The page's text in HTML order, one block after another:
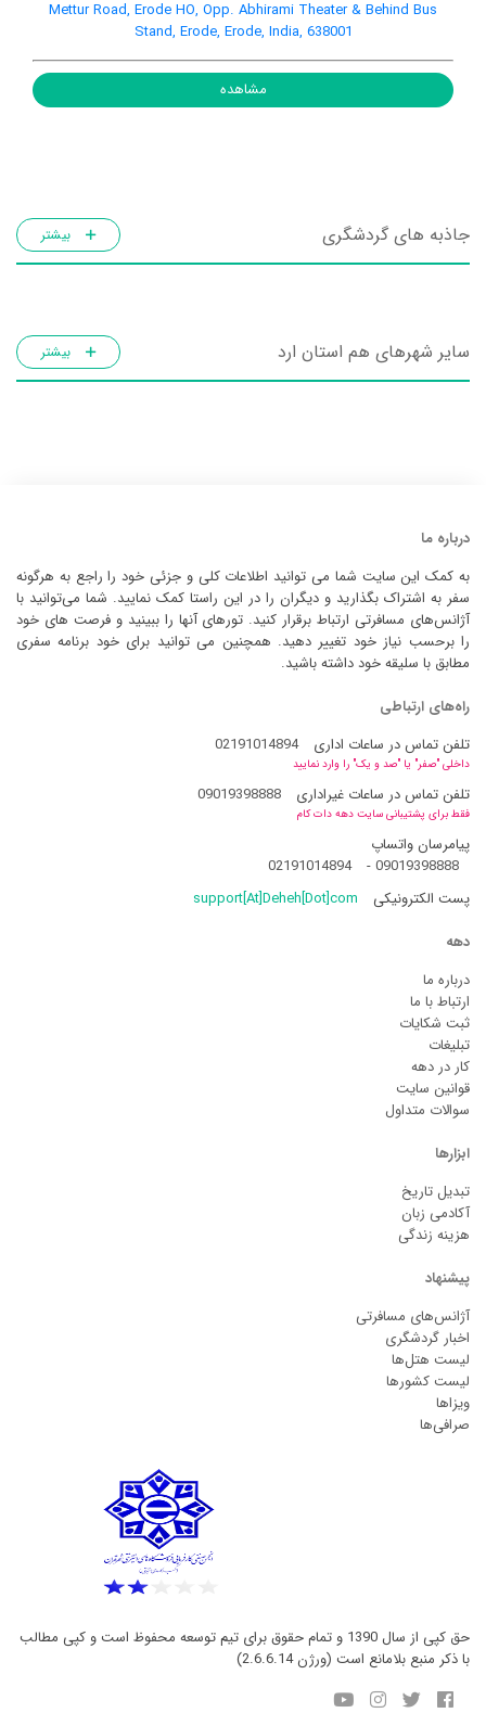
Mettur Road, Erode HO, Opp. Abhirami Theater & Behind Bus
Stand, Erode, Erode, India, 638001
مشاهده
جاذبه های گردشگری بیشتر
سایر شهرهای هم استان ارد بیشتر
درباره ما
به کمک این سایت شما می توانید اطلاعات کلی و جزئی خود را راجع به هرگونه
سفر به اشتراک بگذارید و دیگران را در این راستا کمک نمایید. شما می‌توانید با
آژانس‌های مسافرتی ارتباط برقرار کنید. تورهای آنها را ببینید و فرصت های خود
را برحسب نیاز خود تغییر دهید. همچنین می توانید برای خود برنامه سفری
مطابق با سلیقه خود داشته باشید.
راه‌های ارتباطی
تلفن تماس در ساعات اداری
02191014894
داخلی "صفر" یا "صد و یک" را وارد نمایید
تلفن تماس در ساعات غیراداری 09019398888
فقط برای پشتیبانی سایت دهه دات کام
پیامرسان واتساپ
09019398888
-
02191014894
پست الکترونیکی
support[At]Deheh[Dot]com
دهه
درباره ما
ارتباط با ما
ثبت شکایات
تبلیغات
کار در دهه
قوانین سایت
سوالات متداول
ابزارها
تبدیل تاریخ
آکادمی زبان
هزینه زندگی
پیشنهاد
آژانس‌های مسافرتی
اخبار گردشگری
لیست هتل‌ها
لیست کشورها
ویزاها
صرافی‌ها
حق کپی از سال 1390 و تمام حقوق برای تیم توسعه محفوظ است و کپی مطالب
با ذکر منبع بلامانع است (ورژن 2.6.6.14)